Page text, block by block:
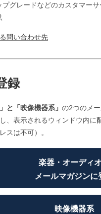
グレードなどのカスタマー
問い合わせ先
録
と「映像機器系」 の2つのメ
、表示されるウィンドウ内
スは不可）。
楽器・オーディ
メールマガジンに
映像機器系